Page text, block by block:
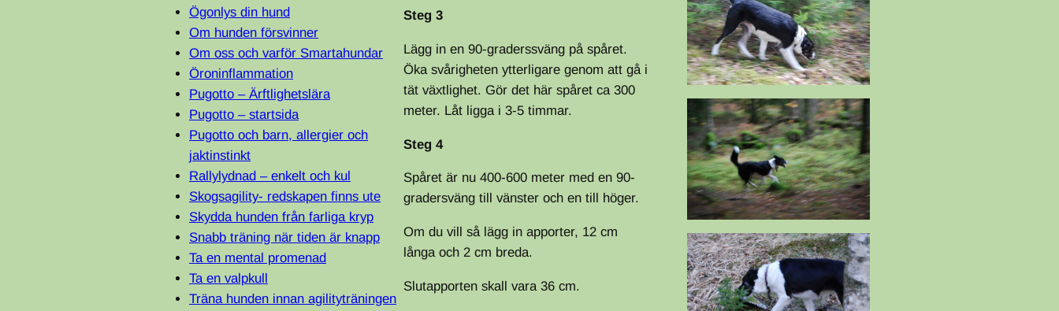
Ögonlys din hund
Om hunden försvinner
Om oss och varför Smartahundar
Öroninflammation
Pugotto – Ärftlighetslära
Pugotto – startsida
Pugotto och barn, allergier och
jaktinstinkt
Rallylydnad – enkelt och kul
Skogsagility- redskapen finns ute
Skydda hunden från farliga kryp
Snabb träning när tiden är knapp
Ta en mental promenad
Ta en valpkull
Träna hunden innan agilityträningen
Steg 3
Lägg in en 90-graderssväng på spåret.
Öka svårigheten ytterligare genom att gå i
tät växtlighet. Gör det här spåret ca 300
meter. Låt ligga i 3-5 timmar.
Steg 4
Spåret är nu 400-600 meter med en 90-
gradersväng till vänster och en till höger.
Om du vill så lägg in apporter, 12 cm
långa och 2 cm breda.
Slutapporten skall vara 36 cm.